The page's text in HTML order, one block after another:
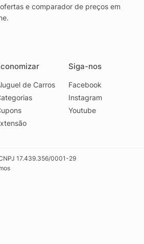
e comparador de preços em
de Carros
Siga-nos
Facebook
Instagram
Youtube
17.439.356/0001-29